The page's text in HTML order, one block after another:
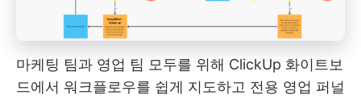
마케팅 팀과 영업 팀 모두를 위해 ClickUp 화이트보
드에서 워크플로우를 쉽게 지도하고 전용 영업 퍼널